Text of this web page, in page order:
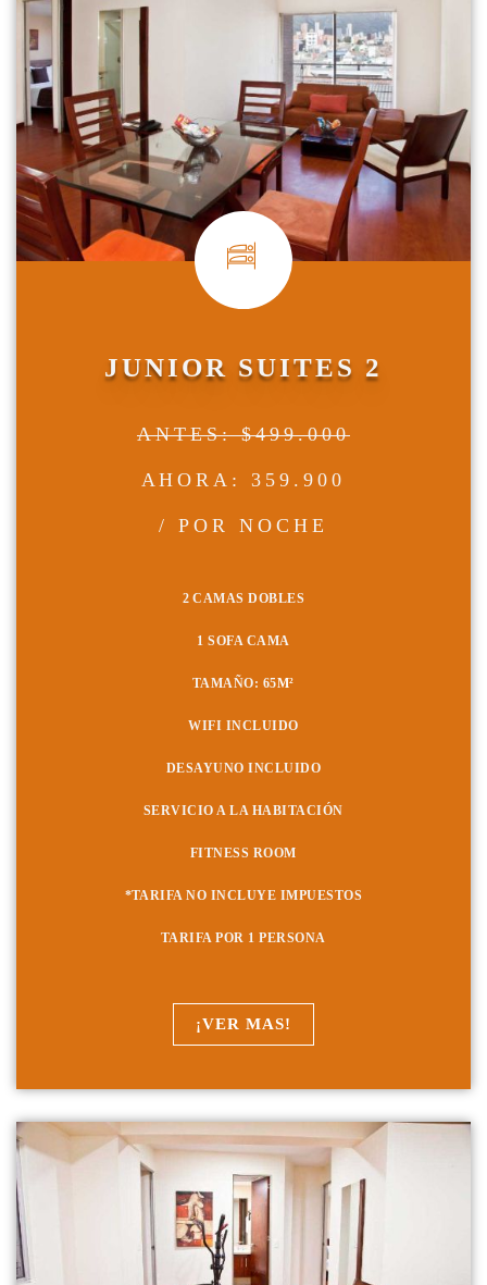
JUNIOR SUITES 2
ANTES: $499.000
AHORA: 359.900
/ POR NOCHE
2 CAMAS DOBLES
1 SOFA CAMA
TAMAÑO: 65M²
WIFI INCLUIDO
DESAYUNO INCLUIDO
SERVICIO A LA HABITACIÓN
FITNESS ROOM
*TARIFA NO INCLUYE IMPUESTOS
TARIFA POR 1 PERSONA
¡VER MAS!